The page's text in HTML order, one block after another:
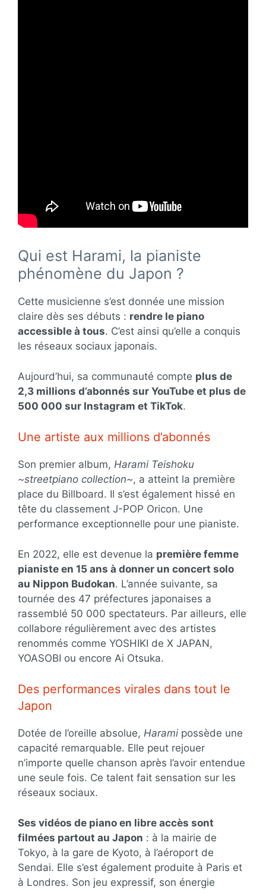
Qui est Harami, la pianiste
phénomène du Japon ?
Cette musicienne s’est donnée une mission
claire dès ses débuts : rendre le piano
accessible à tous. C’est ainsi qu’elle a conquis
les réseaux sociaux japonais.
Aujourd’hui, sa communauté compte plus de
2,3 millions d’abonnés sur YouTube et plus de
500 000 sur Instagram et TikTok.
Une artiste aux millions d’abonnés
Son premier album, Harami Teishoku
~streetpiano collection~, a atteint la première
place du Billboard. Il s’est également hissé en
tête du classement J-POP Oricon. Une
performance exceptionnelle pour une pianiste.
En 2022, elle est devenue la première femme
pianiste en 15 ans à donner un concert solo
au Nippon Budokan. L’année suivante, sa
tournée des 47 préfectures japonaises a
rassemblé 50 000 spectateurs. Par ailleurs, elle
collabore régulièrement avec des artistes
renommés comme YOSHIKI de X JAPAN,
YOASOBI ou encore Ai Otsuka.
Des performances virales dans tout le
Japon
Dotée de l’oreille absolue, Harami possède une
capacité remarquable. Elle peut rejouer
n’importe quelle chanson après l’avoir entendue
une seule fois. Ce talent fait sensation sur les
réseaux sociaux.
Ses vidéos de piano en libre accès sont
filmées partout au Japon : à la mairie de
Tokyo, à la gare de Kyoto, à l’aéroport de
Sendai. Elle s’est également produite à Paris et
à Londres. Son jeu expressif, son énergie